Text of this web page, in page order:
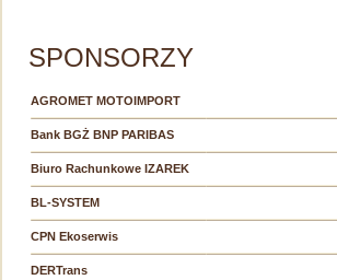
SPONSORZY
AGROMET MOTOIMPORT
Bank BGŻ BNP PARIBAS
Biuro Rachunkowe IZAREK
BL-SYSTEM
CPN Ekoserwis
DERTrans